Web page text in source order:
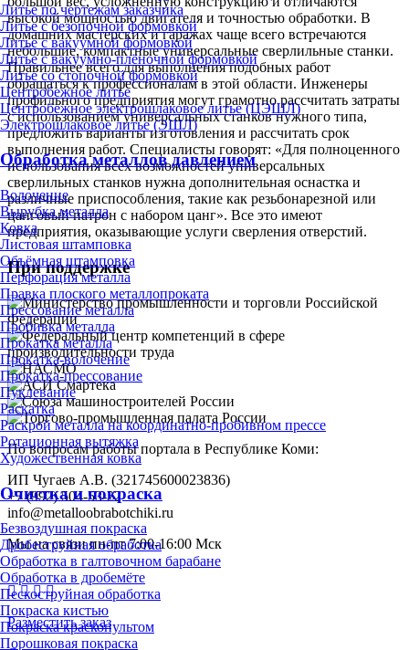
Литье по чертежам заказчика
Литье с безопочной формовкой
Литье с вакуумной формовкой
Литье с вакуумно-плёночной формовкой
Литье со стопочной формовкой
Центробежное литье
Центробежное электрошлаковое литье (ЦЭШЛ)
Электрошлаковое литье (ЭШЛ)
Обработка металлов давлением
Волочение
Вырубка металла
Ковка
Листовая штамповка
Объёмная штамповка
Перфорация металла
Правка плоского металлопроката
Прессование металла
Пробивка металла
Прокатка металла
Прокатка-волочение
Прокатка-прессование
Пуклевание
Раскатка
Раскрой металла на координатно-пробивном прессе
Ротационная вытяжка
Художественная ковка
Очистка и покраска
Безвоздушная покраска
Дробеструйная обработка
Обработка в галтовочном барабане
Обработка в дробемёте
Пескоструйная обработка
Покраска кистью
Покраска краскопультом
Порошковая покраска
высокой мощностью двигателя и точностью обработки. В
домашних мастерских и гаражах чаще всего встречаются
небольшие, компактные универсальные сверлильные станки.
Правильнее всего для выполнения подобных работ
обращаться к профессионалам в этой области. Инженеры
профильного предприятия могут грамотно рассчитать затраты
с использованием универсальных станков нужного типа,
предложить варианты изготовления и рассчитать срок
выполнения работ. Специалисты говорят: «Для полноценного
использования всех возможностей универсальных
сверлильных станков нужна дополнительная оснастка и
различные приспособления, такие как резьбонарезной или
цанговый патрон с набором цанг». Все это имеют
предприятия, оказывающие услуги сверления отверстий.
При поддержке
По вопросам работы портала в Республике Коми:
ИП Чугаев А.В. (321745600023836)
+7 (992) 504-53-22
info@metalloobrabotchiki.ru
Мы на связи пн-пт 7:00-16:00 Мск
Разместить заказ